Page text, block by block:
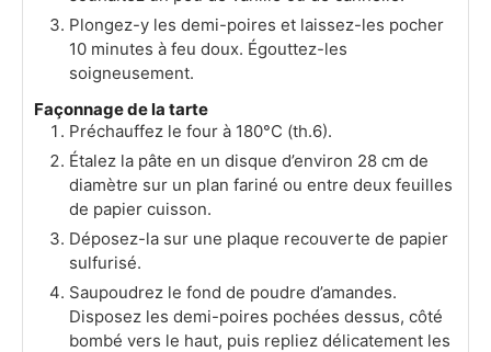
Plongez-y les demi-poires et laissez-les pocher
10 minutes à feu doux. Égouttez-les
soigneusement.
Façonnage de la tarte
Préchauffez le four à 180°C (th.6).
Étalez la pâte en un disque d’environ 28 cm de
diamètre sur un plan fariné ou entre deux feuilles
de papier cuisson.
Déposez-la sur une plaque recouverte de papier
sulfurisé.
Saupoudrez le fond de poudre d’amandes.
Disposez les demi-poires pochées dessus, côté
bombé vers le haut, puis repliez délicatement les